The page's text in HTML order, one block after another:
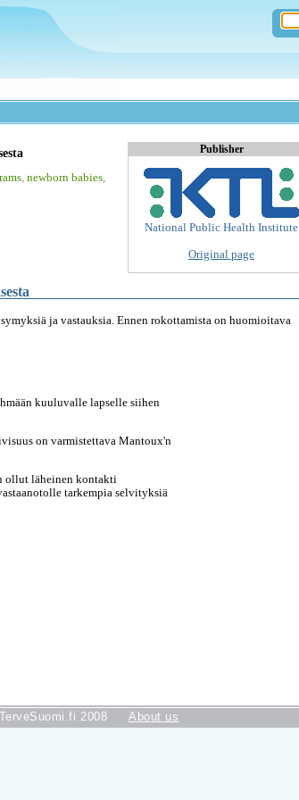
Publisher
National Public Health Institute
Original page
newborn babies
ja vastauksia. Ennen rokottamista on huomioitava
kuuluvalle lapselle siihen
on varmistettava Mantoux'n
ollut läheinen kontakti
tarkempia selvityksiä
2008 About us